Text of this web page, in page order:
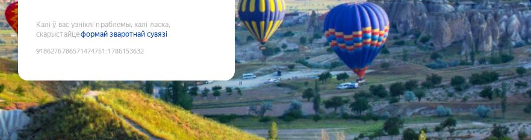
Калі ў вас узніклі праблемы, калі ласка,
скарыстайцеформай зваротнай сувязі
9186276786571474751 :1786153632